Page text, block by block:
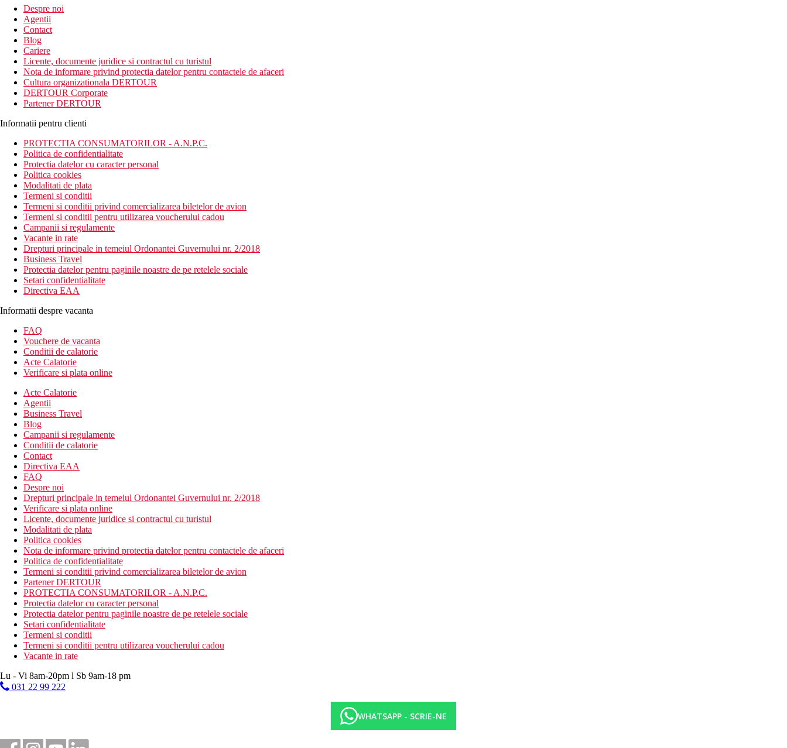
Despre noi
Agentii
Contact
Blog
Cariere
Licente, documente juridice si contractul cu turistul
Nota de informare privind protectia datelor pentru contactele de afaceri
Cultura organizationala DERTOUR
DERTOUR Corporate
Partener DERTOUR
Informatii pentru clienti
PROTECTIA CONSUMATORILOR - A.N.P.C.
Politica de confidentialitate
Protectia datelor cu caracter personal
Politica cookies
Modalitati de plata
Termeni si conditii
Termeni si conditii privind comercializarea biletelor de avion
Termeni si conditii pentru utilizarea voucherului cadou
Campanii si regulamente
Vacante in rate
Drepturi principale in temeiul Ordonantei Guvernului nr. 2/2018
Business Travel
Protectia datelor pentru paginile noastre de pe retelele sociale
Setari confidentialitate
Directiva EAA
Informatii despre vacanta
FAQ
Vouchere de vacanta
Conditii de calatorie
Acte Calatorie
Verificare si plata online
Acte Calatorie
Agentii
Business Travel
Blog
Campanii si regulamente
Conditii de calatorie
Contact
Directiva EAA
FAQ
Despre noi
Drepturi principale in temeiul Ordonantei Guvernului nr. 2/2018
Verificare si plata online
Licente, documente juridice si contractul cu turistul
Modalitati de plata
Politica cookies
Nota de informare privind protectia datelor pentru contactele de afaceri
Politica de confidentialitate
Termeni si conditii privind comercializarea biletelor de avion
Partener DERTOUR
PROTECTIA CONSUMATORILOR - A.N.P.C.
Protectia datelor cu caracter personal
Protectia datelor pentru paginile noastre de pe retelele sociale
Setari confidentialitate
Termeni si conditii
Termeni si conditii pentru utilizarea voucherului cadou
Vacante in rate
Lu - Vi 8am-20pm l Sb 9am-18 pm
031 22 99 222
WHATSAPP - SCRIE-NE